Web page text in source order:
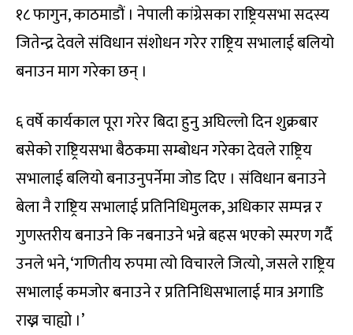
१८ फागुन, काठमाडौं । नेपाली कांग्रेसका राष्ट्रियसभा सदस्य
जितेन्द्र देवले संविधान संशोधन गरेर राष्ट्रिय सभालाई बलियो
बनाउन माग गरेका छन् ।
६ वर्षे कार्यकाल पूरा गरेर बिदा हुनु अघिल्लो दिन शुक्रबार
बसेको राष्ट्रियसभा बैठकमा सम्बोधन गरेका देवले राष्ट्रिय
सभालाई बलियो बनाउनुपर्नेमा जोड दिए । संविधान बनाउने
बेला नै राष्ट्रिय सभालाई प्रतिनिधिमुलक, अधिकार सम्पन्न र
गुणस्तरीय बनाउने कि नबनाउने भन्ने बहस भएको स्मरण गर्दै
उनले भने, ‘गणितीय रुपमा त्यो विचारले जित्यो, जसले राष्ट्रिय
सभालाई कमजोर बनाउने र प्रतिनिधिसभालाई मात्र अगाडि
राख्न चाह्यो ।’